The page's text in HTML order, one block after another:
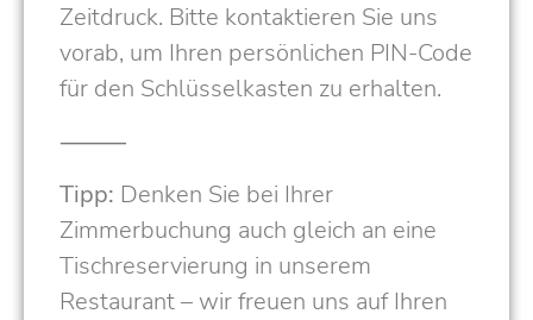
Zeitdruck. Bitte kontaktieren Sie uns
vorab, um Ihren persönlichen PIN-Code
für den Schlüsselkasten zu erhalten.
⸻
Tipp: Denken Sie bei Ihrer
Zimmerbuchung auch gleich an eine
Tischreservierung in unserem
Restaurant – wir freuen uns auf Ihren